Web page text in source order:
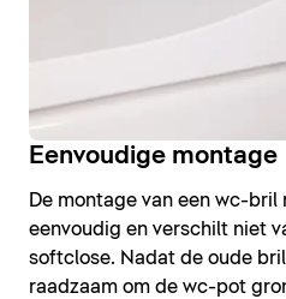
Eenvoudige montage
De montage van een wc-
eenvoudig en verschilt niet
softclose. Nadat de oude
raadzaam om de wc-pot